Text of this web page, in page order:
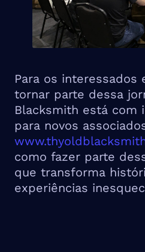
Para os interessados
tornar parte dessa
Blacksmith está com
para novos
como fazer parte
que transforma
experiências